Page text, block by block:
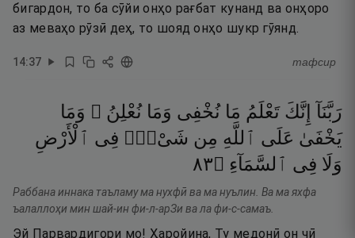
бигардон, то ба сӯйи онҳо рағбат кунанд ва онҳоро
аз меваҳо рӯзӣ деҳ, то шояд онҳо шукр гӯянд.
14:37 тафсир
رَبَّنَآ إِنَّكَ تَعْلَمُ مَا نُخْفِى وَمَا نُعْلِنُ ۗ وَمَا
يَخْفَىٰ عَلَى ٱللَّهِ مِن شَىْءٍۢ فِى ٱلْأَرْضِ
وَلَا فِى ٱلسَّمَآءِ ۝٣٨
Раббана иннака таъламу ма нухфӣ ва ма нуълин. Ва ма яхфа
ъалаллоҳи мин шай-ин фи-л-арЗи ва ла фи-с-самаъ.
Эй Парвардигори мо! Ҳаройина, Ту медонӣ он чӣ